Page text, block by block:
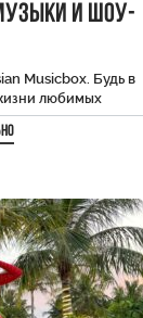
и шоу-
Musicbox. Будь в
любимых